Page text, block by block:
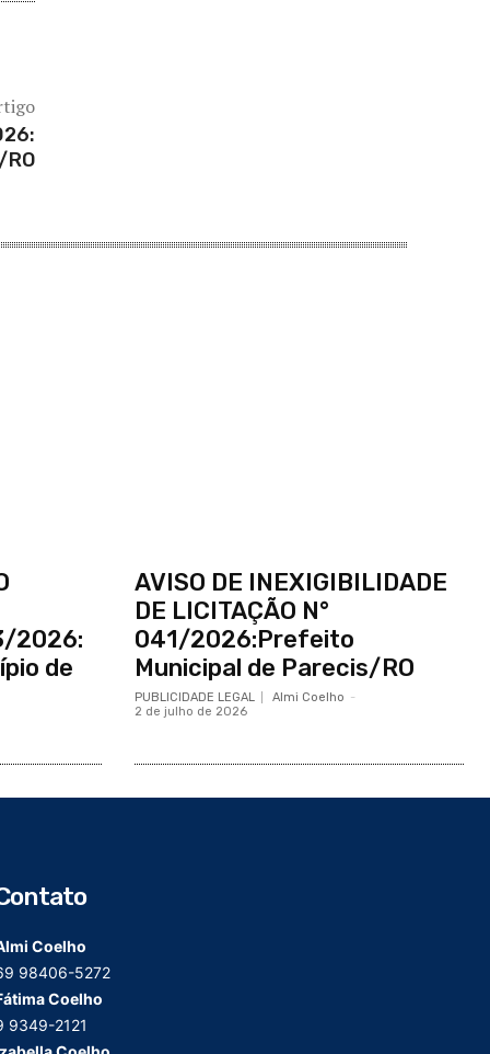
RO
2026:
de
AVISO DE INEXIGIBILIDADE
DE LICITAÇÃO N°
041/2026:Prefeito
Municipal de Parecis/RO
PUBLICIDADE LEGAL Almi Coelho -
2 de julho de 2026
Coelho
98406-5272
Coelho
9349-2121